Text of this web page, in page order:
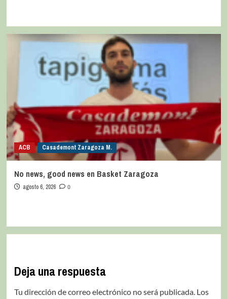
ACB Casademont Zaragoza M.
No news, good news en Basket Zaragoza
agosto 6, 2026 0
Deja una respuesta
Tu dirección de correo electrónico no será publicada. Los